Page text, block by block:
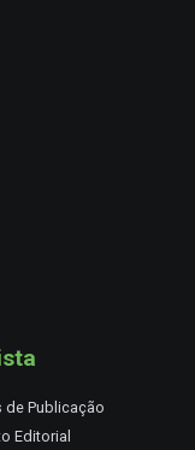
de Publicação
Editorial